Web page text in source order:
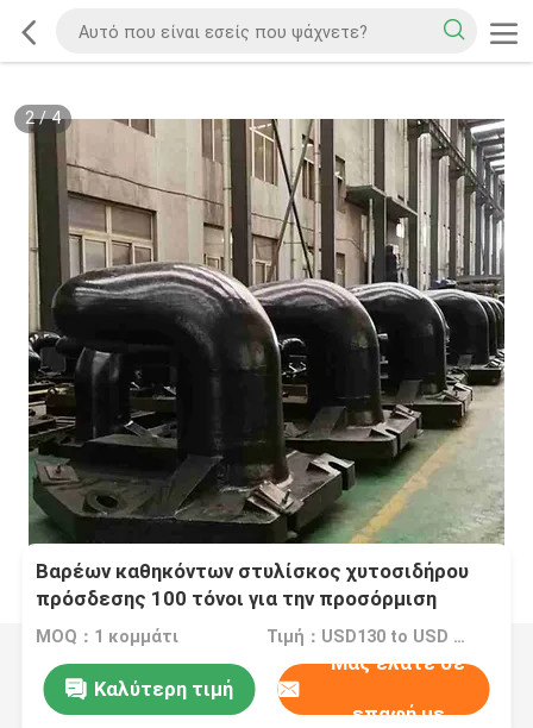
2/4
Βαρέων καθηκόντων στυλίσκος χυτοσιδήρου
πρόσδεσης 100 τόνοι για την προσόρμιση
σκαφών αποβαθρών βαρκών
MOQ：1 κομμάτι Τιμή：USD130 to USD 2800 One Piece
Καλύτερη τιμή
Μας ελάτε σε
επαφή με